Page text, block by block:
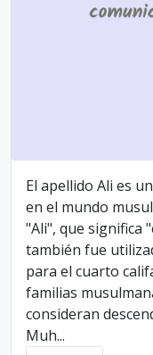
El apellido Ali es
en el mundo
"Ali", que significa
también fue
para el cuarto
familias
consideran
Muh...